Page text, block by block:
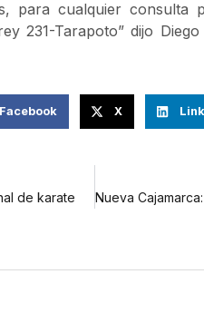
para cualquier consulta
231-Tarapoto” dijo
Facebook X
de karate